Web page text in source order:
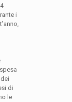
i
di
le